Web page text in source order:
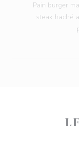
Pain burger
steak haché